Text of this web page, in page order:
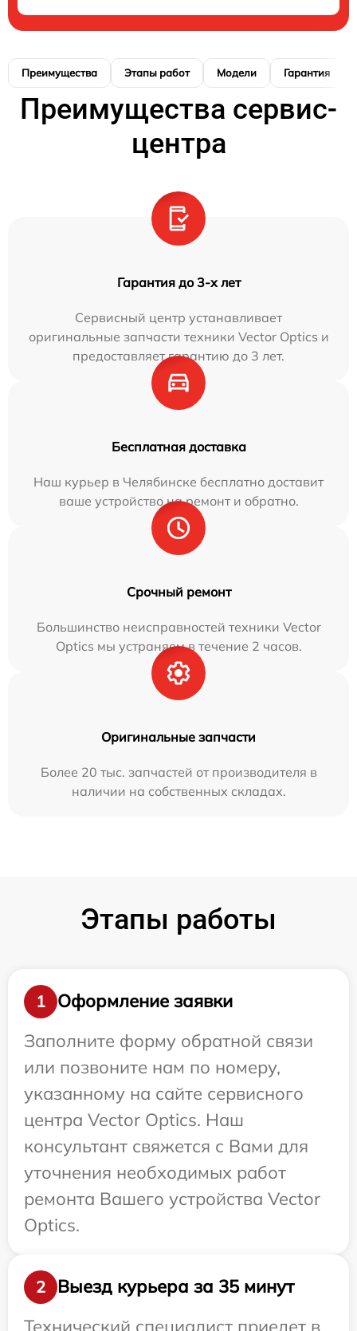
Преимущества Этапы работ Модели Гарантия
Преимущества сервис-
центра
Гарантия до 3-х лет
Сервисный центр устанавливает
оригинальные запчасти техники Vector Optics и
предоставляет гарантию до 3 лет.
Бесплатная доставка
Наш курьер в Челябинске бесплатно доставит
ваше устройство на ремонт и обратно.
Срочный ремонт
Большинство неисправностей техники Vector
Optics мы устраняем в течение 2 часов.
Оригинальные запчасти
Более 20 тыс. запчастей от производителя в
наличии на собственных складах.
Этапы работы
1
Оформление заявки
Заполните форму обратной связи
или позвоните нам по номеру,
указанному на сайте сервисного
центра Vector Optics. Наш
консультант свяжется с Вами для
уточнения необходимых работ
ремонта Вашего устройства Vector
Optics.
2
Выезд курьера за 35 минут
Технический специалист приедет в